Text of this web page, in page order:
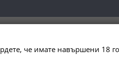
че имате навършени 18